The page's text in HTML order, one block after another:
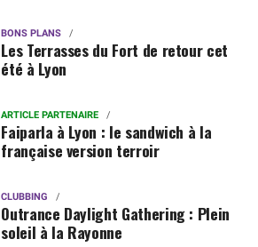
BONS PLANS
Les Terrasses du Fort de retour cet
été à Lyon
ARTICLE PARTENAIRE
Faiparla à Lyon : le sandwich à la
française version terroir
CLUBBING
Outrance Daylight Gathering : Plein
soleil à la Rayonne